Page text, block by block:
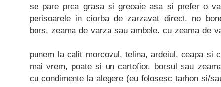
se pare prea grasa si greoaie asa si prefer o
perisoarele in ciorba de zarzavat direct, no
bors, zeama de varza sau ambele. cu zeama de
punem la calit morcovul, telina, ardeiul, ceapa si
mai vrem, poate si un cartofior. borsul sau
cu condimente la alegere (eu folosesc tarhon si/